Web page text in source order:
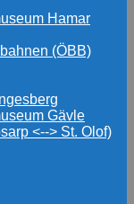
Hamar
(ÖBB)
Gävle
<--> St. Olof)